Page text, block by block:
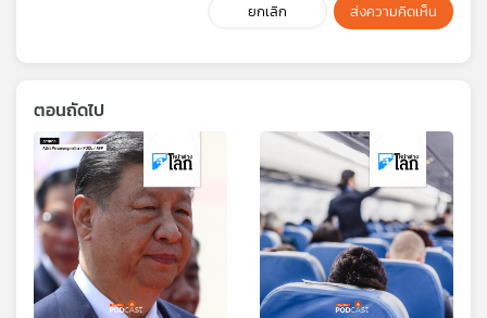
ยกเลิก ส่งความคิดเห็น
ตอนถัดไป